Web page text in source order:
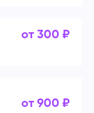
от 300 ₽
от 900 ₽